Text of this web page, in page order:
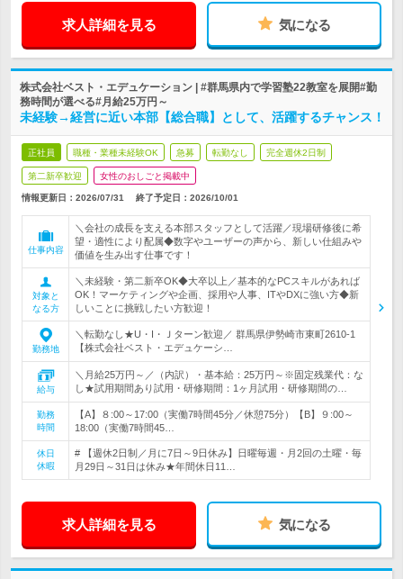
求人詳細を見る 気になる
株式会社ベスト・エデュケーション | #群馬県内で学習塾22教室を展開#勤
務時間が選べる#月給25万円～
未経験→経営に近い本部【総合職】として、活躍するチャンス！
正社員 職種・業種未経験OK 急募 転勤なし 完全週休2日制
第二新卒歓迎 女性のおしごと掲載中
情報更新日：2026/07/31 終了予定日： 2026/10/01
仕事内容
＼会社の成長を支える本部スタッフとして活躍／現場研修後に希
望・適性により配属◆数字やユーザーの声から、新しい仕組みや
価値を生み出す仕事です！
対象と
なる方
＼未経験・第二新卒OK◆大卒以上／基本的なPCスキルがあれば
OK！マーケティングや企画、採用や人事、ITやDXに強い方◆新
しいことに挑戦したい方歓迎！
勤務地
＼転勤なし★U・I・Ｊターン歓迎／ 群馬県伊勢崎市東町2610-1
【株式会社ベスト・エデュケーシ…
給与
＼月給25万円～／（内訳）・基本給：25万円～※固定残業代：な
し★試用期間あり試用・研修期間：1ヶ月試用・研修期間の…
勤務
時間
【A】８:00～17:00（実働7時間45分／休憩75分）【B】９:00～
18:00（実働7時間45…
休日
休暇
# 【週休2日制／月に7日～9日休み】日曜毎週・月2回の土曜・毎
月29日～31日は休み★年間休日11…
求人詳細を見る 気になる